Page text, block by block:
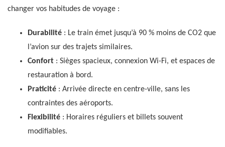
changer vos habitudes de voyage :
Durabilité : Le train émet jusqu’à 90 % moins de CO2 que
l’avion sur des trajets similaires.
Confort : Sièges spacieux, connexion Wi-Fi, et espaces de
restauration à bord.
Praticité : Arrivée directe en centre-ville, sans les
contraintes des aéroports.
Flexibilité : Horaires réguliers et billets souvent
modifiables.